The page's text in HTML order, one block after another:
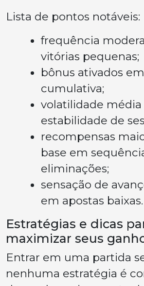
Lista de pontos notáveis:
frequência
vitórias pequenas;
bônus ativados
cumulativa;
volatilidade média
estabilidade de
recompensas
base em
eliminações;
sensação de
em apostas baixas.
Estratégias e dicas
maximizar seus
Entrar em uma partida
nenhuma estratégia é